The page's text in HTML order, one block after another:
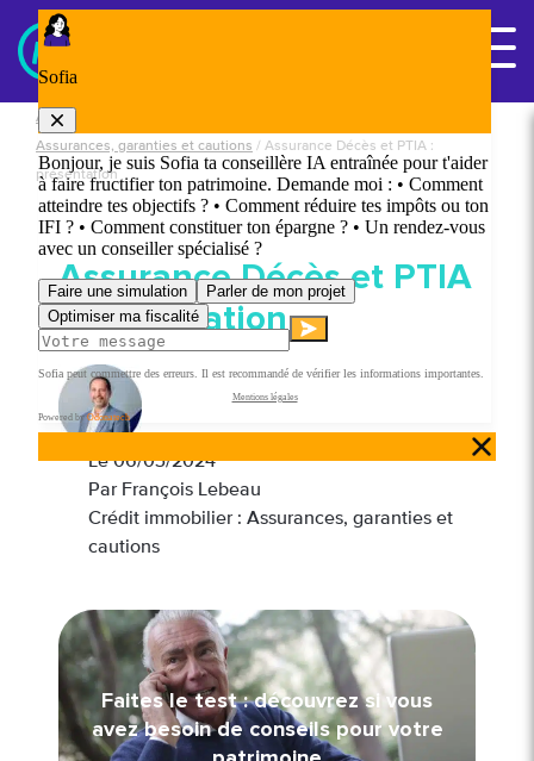
Panneau de gestion des cookies
Accueil
Assurances, garanties et cautions / Assurance Décès et PTIA :
présentation
Assurance Décès et PTIA
: présentation
Le06/03/2024
Par François Lebeau
Crédit immobilier : Assurances, garanties et
cautions
Faites le test : découvrez si vous
avez besoin de conseils pour votre